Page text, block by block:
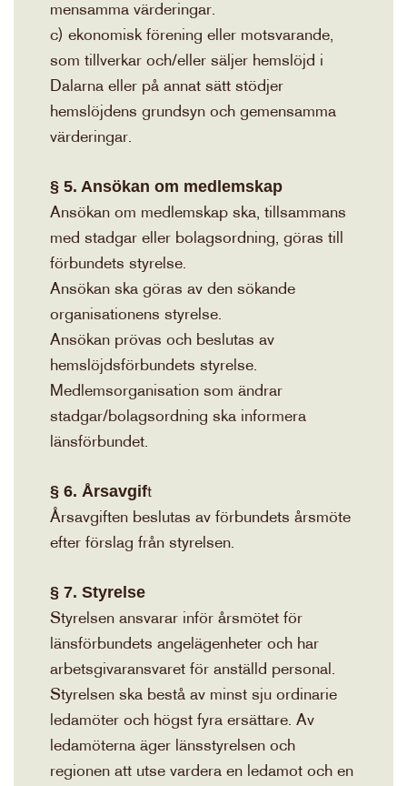
mensamma värderingar.
c) ekonomisk förening eller motsvarande,
som tillverkar och/eller säljer hemslöjd i
Dalarna eller på annat sätt stödjer
hemslöjdens grundsyn och gemensamma
värderingar.
§ 5. Ansökan om medlemskap
Ansökan om medlemskap ska, tillsammans
med stadgar eller bolagsordning, göras till
förbundets styrelse.
Ansökan ska göras av den sökande
organisationens styrelse.
Ansökan prövas och beslutas av
hemslöjdsförbundets styrelse.
Medlemsorganisation som ändrar
stadgar/bolagsordning ska informera
länsförbundet.
§ 6. Årsavgift
Årsavgiften beslutas av förbundets årsmöte
efter förslag från styrelsen.
§ 7. Styrelse
Styrelsen ansvarar inför årsmötet för
länsförbundets angelägenheter och har
arbetsgivaransvaret för anställd personal.
Styrelsen ska bestå av minst sju ordinarie
ledamöter och högst fyra ersättare. Av
ledamöterna äger länsstyrelsen och
regionen att utse vardera en ledamot och en